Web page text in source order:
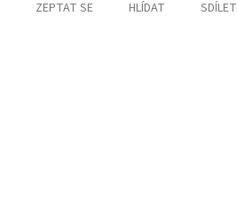
ZEPTAT SE HLÍDAT SDÍLET